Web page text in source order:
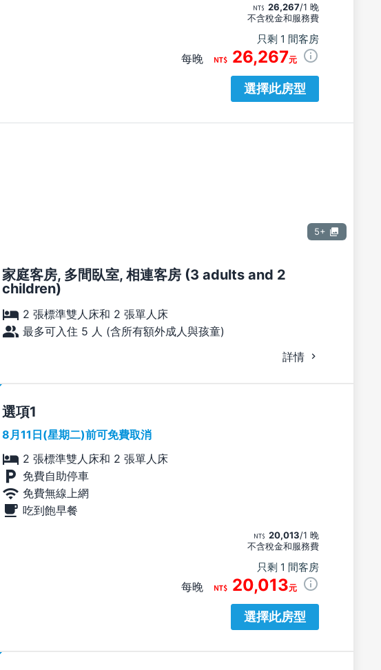
26,267/1 晚
不含稅金和服務費
只剩 1 間客房
每晚 26,267元
選擇此房型
5+
家庭客房, 多間臥室, 相連客房 (3 adults and 2
children)
2 張標準雙人床和 2 張單人床
最多可入住 5 人 (含所有額外成人與孩童)
詳情
選項
8月11日(星期二)前可免費取消
2 張標準雙人床和 2 張單人床
免費自助停車
免費無線上網
吃到飽早餐
20,013/1 晚
不含稅金和服務費
只剩 1 間客房
每晚 20,013元
選擇此房型